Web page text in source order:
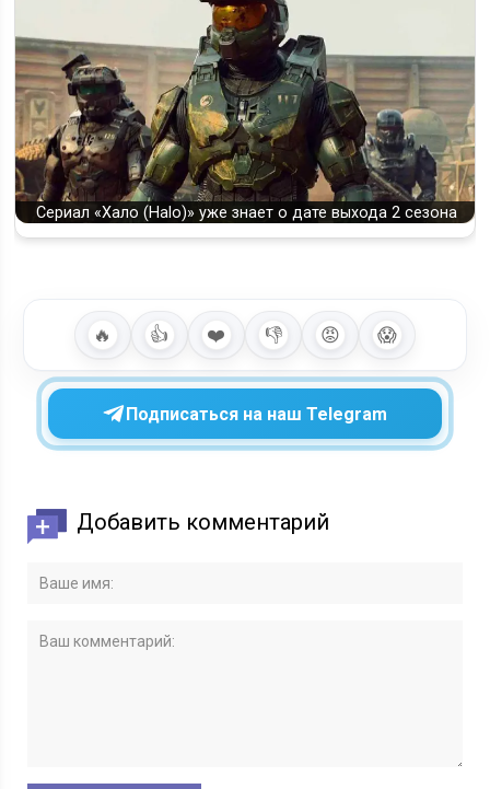
Сериал «Хало (Halo)» уже знает о дате выхода 2 сезона
🔥 👍 ❤️ 👎 😡 😱
Подписаться на наш Telegram
Добавить комментарий